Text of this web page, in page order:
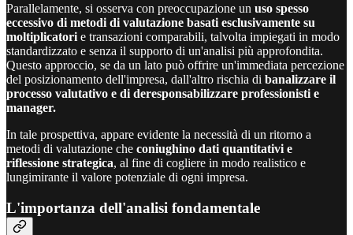
Parallelamente, si osserva con preoccupazione un uso spesso
eccessivo di metodi di valutazione basati esclusivamente su
moltiplicatori e transazioni comparabili, talvolta impiegati in modo
standardizzato e senza il supporto di un'analisi più approfondita.
Questo approccio, se da un lato può offrire un'immediata percezione
del posizionamento dell'impresa, dall'altro rischia di banalizzare il
processo valutativo e di deresponsabilizzare professionisti e
manager.
In tale prospettiva, appare evidente la necessità di un ritorno a
metodi di valutazione che coniughino dati quantitativi e
riflessione strategica, al fine di cogliere in modo realistico e
lungimirante il valore potenziale di ogni impresa.
L'importanza dell'analisi fondamentale